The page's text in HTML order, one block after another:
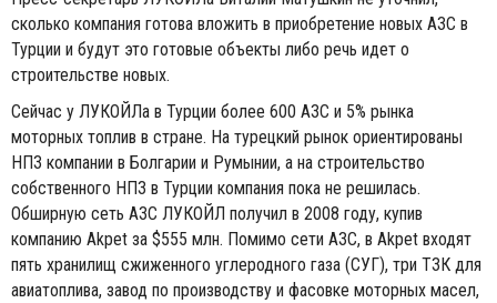
сколько компания готова вложить в приобретение новых АЗС в
Турции и будут это готовые объекты либо речь идет о
строительстве новых.
Сейчас у ЛУКОЙЛа в Турции более 600 АЗС и 5% рынка
моторных топлив в стране. На турецкий рынок ориентированы
НПЗ компании в Болгарии и Румынии, а на строительство
собственного НПЗ в Турции компания пока не решилась.
Обширную сеть АЗС ЛУКОЙЛ получил в 2008 году, купив
компанию Akpet за $555 млн. Помимо сети АЗС, в Akpet входят
пять хранилищ сжиженного углеродного газа (СУГ), три ТЗК для
авиатоплива, завод по производству и фасовке моторных масел,